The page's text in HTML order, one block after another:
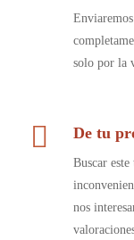
solo por la
De tu
Buscar
nos